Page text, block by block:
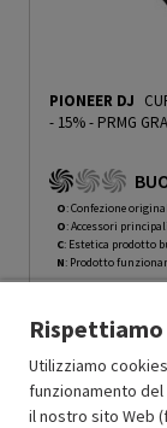
PIONEER DJ
- 15%- PRMG
O: Confezione
O: Accessori
C: Estetica prodotto
N: Prodotto
In
Utilizziamo
funzionamento
il nostro sito Web